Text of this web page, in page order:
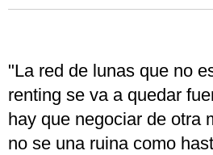
"La red de lunas que no
renting se va a quedar
hay que negociar de otra
no se una ruina como